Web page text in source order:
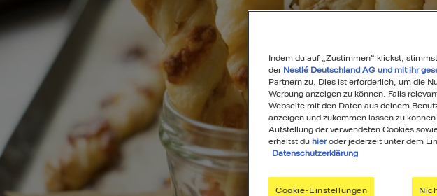
Indem du auf „Zustimmen“ klickst,
der Nestlé Deutschland AG und mit ihr
Partnern zu. Dies ist erforderlich, um die
Werbung anzeigen zu können. Falls
Webseite mit den Daten aus deinem
anzeigen und zukommen lassen zu
Aufstellung der verwendeten Cookies
erhältst du hieroder jederzeit unter dem
Datenschutzerklärung
Cookie-Einstellungen